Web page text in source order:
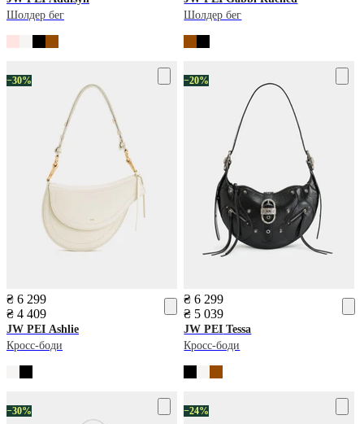
Шолдер бег
Шолдер бег
−30%
₴ 6 299
₴ 4 409
JW PEI Ashlie
Кросс-боди
−20%
₴ 6 299
₴ 5 039
JW PEI Tessa
Кросс-боди
−30% −24%